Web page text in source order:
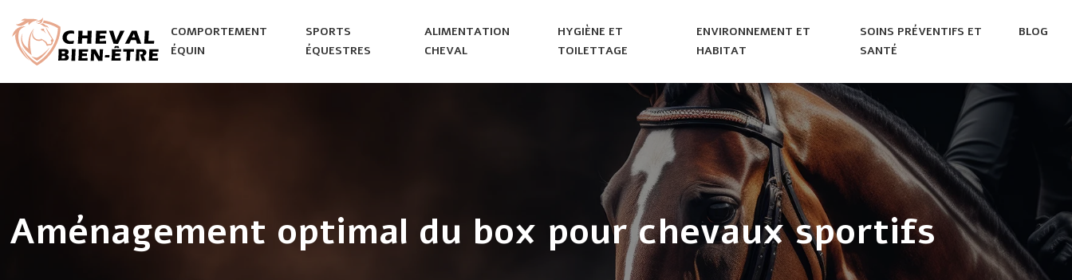
COMPORTEMENT
ÉQUIN
SPORTS
ÉQUESTRES
ALIMENTATION
CHEVAL
HYGIÈNE ET
TOILETTAGE
ENVIRONNEMENT ET
HABITAT
SOINS PRÉVENTIFS ET
SANTÉ
BLOG
Aménagement optimal du box pour chevaux sportifs